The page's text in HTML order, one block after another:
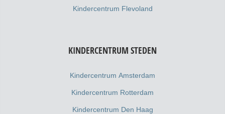
Kindercentrum Flevoland
KINDERCENTRUM STEDEN
Kindercentrum Amsterdam
Kindercentrum Rotterdam
Kindercentrum Den Haag